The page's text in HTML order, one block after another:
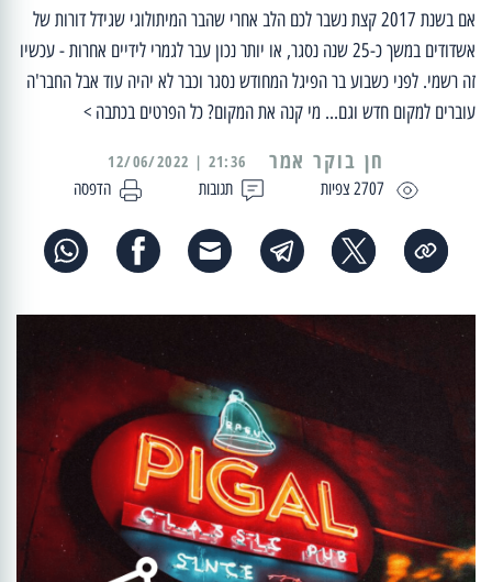
אם בשנת 2017 קצת נשבר לכם הלב אחרי שהבר המיתולוגי שגידל דורות של
אשדודים במשך כ-25 שנה נסגר, או יותר נכון עבר לגמרי לידיים אחרות - עכשיו
זה רשמי. לפני כשבוע בר הפיגל המחודש נסגר וכבר לא יהיה עוד אבל החבר'ה
עוברים למקום חדש וגם... מי קנה את המקום? כל הפרטים בכתבה >
2707 צפיות תגובות הדפסה
21:36 | 12/06/2022